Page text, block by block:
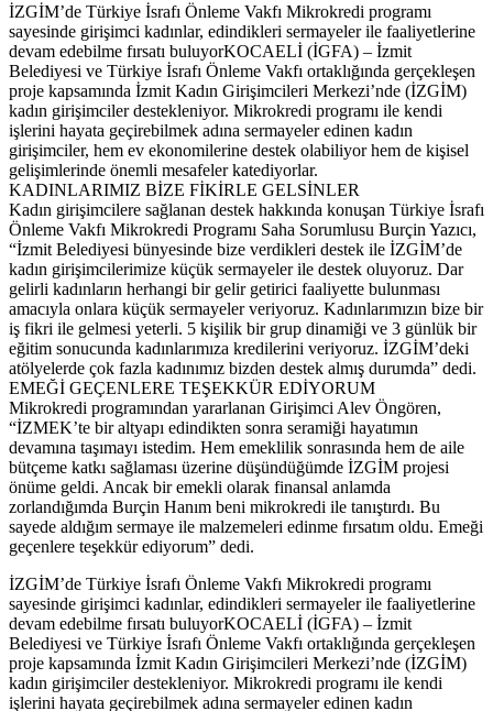
İZGİM’de Türkiye İsrafı Önleme Vakfı Mikrokredi programı
sayesinde girişimci kadınlar, edindikleri sermayeler ile faaliyetlerine
devam edebilme fırsatı buluyorKOCAELİ (İGFA) – İzmit
Belediyesi ve Türkiye İsrafı Önleme Vakfı ortaklığında gerçekleşen
proje kapsamında İzmit Kadın Girişimcileri Merkezi’nde (İZGİM)
kadın girişimciler destekleniyor. Mikrokredi programı ile kendi
işlerini hayata geçirebilmek adına sermayeler edinen kadın
girişimciler, hem ev ekonomilerine destek olabiliyor hem de kişisel
gelişimlerinde önemli mesafeler katediyorlar.
KADINLARIMIZ BİZE FİKİRLE GELSİNLER
Kadın girişimcilere sağlanan destek hakkında konuşan Türkiye İsrafı
Önleme Vakfı Mikrokredi Programı Saha Sorumlusu Burçin Yazıcı,
“İzmit Belediyesi bünyesinde bize verdikleri destek ile İZGİM’de
kadın girişimcilerimize küçük sermayeler ile destek oluyoruz. Dar
gelirli kadınların herhangi bir gelir getirici faaliyette bulunması
amacıyla onlara küçük sermayeler veriyoruz. Kadınlarımızın bize bir
iş fikri ile gelmesi yeterli. 5 kişilik bir grup dinamiği ve 3 günlük bir
eğitim sonucunda kadınlarımıza kredilerini veriyoruz. İZGİM’deki
atölyelerde çok fazla kadınımız bizden destek almış durumda” dedi.
EMEĞİ GEÇENLERE TEŞEKKÜR EDİYORUM
Mikrokredi programından yararlanan Girişimci Alev Öngören,
“İZMEK’te bir altyapı edindikten sonra seramiği hayatımın
devamına taşımayı istedim. Hem emeklilik sonrasında hem de aile
bütçeme katkı sağlaması üzerine düşündüğümde İZGİM projesi
önüme geldi. Ancak bir emekli olarak finansal anlamda
zorlandığımda Burçin Hanım beni mikrokredi ile tanıştırdı. Bu
sayede aldığım sermaye ile malzemeleri edinme fırsatım oldu. Emeği
geçenlere teşekkür ediyorum” dedi.
​İZGİM’de Türkiye İsrafı Önleme Vakfı Mikrokredi programı
sayesinde girişimci kadınlar, edindikleri sermayeler ile faaliyetlerine
devam edebilme fırsatı buluyorKOCAELİ (İGFA) – İzmit
Belediyesi ve Türkiye İsrafı Önleme Vakfı ortaklığında gerçekleşen
proje kapsamında İzmit Kadın Girişimcileri Merkezi’nde (İZGİM)
kadın girişimciler destekleniyor. Mikrokredi programı ile kendi
işlerini hayata geçirebilmek adına sermayeler edinen kadın